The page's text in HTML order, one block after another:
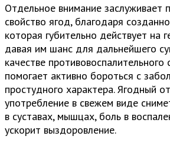
Отдельное внимание заслуживает
свойство ягод, благодаря
которая губительно действует на
давая им шанс для дальнейшего
качестве противовоспалительного
помогает активно бороться с
простудного характера. Ягодный
употребление в свежем виде
в суставах, мышцах, боль в
ускорит выздоровление.